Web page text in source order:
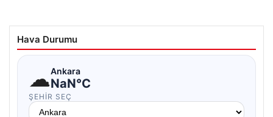
Hava Durumu
☁Ankara
NaN°C
ŞEHIR SEÇ